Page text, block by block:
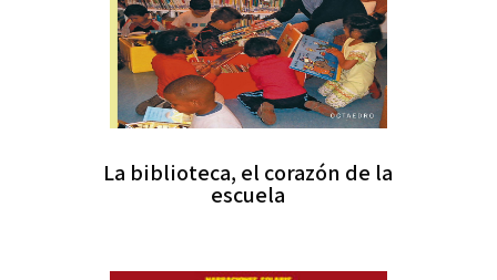
La biblioteca, el corazón de la
escuela